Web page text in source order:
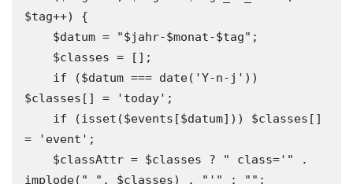
$tag++) {
$classes[] = 'today';
= 'event';
implode(" ", $classes) . "'" : "";